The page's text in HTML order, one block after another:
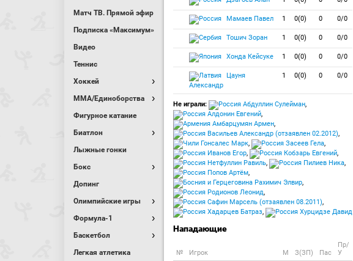
Матч ТВ. Прямой эфир
Подписка «Максимум»
Видео
Теннис
Хоккей
MMA/Единоборства
Фигурное катание
Биатлон
Лыжные гонки
Бокс
Допинг
Олимпийские игры
Формула-1
Баскетбол
Легкая атлетика
Мамаев Павел 1 0(0) 0 0/0
Тошич Зоран 1 0(0) 0 0/0
Хонда Кейсуке 1 0(0) 0 0/0
Цауня
Александр
1 0(0) 0 0/0
Не играли: Абдуллин Сулейман,
Алдонин Евгений,
Амбарцумян Армен,
Васильев Александр (отзаявлен 02.2012),
Гонсалес Марк, Засеев Гела,
Иванов Егор, Кобзарь Евгений,
Нетфуллин Равиль, Пилиев Ника,
Попов Артём,
Рахимич Элвир,
Родионов Леонид,
Сафин Марсель (отзаявлен 08.2011),
Хадарцев Батраз, Хурцидзе Давид
Нападающие
№ Игрок M З(ЗП) Пас
Пр/
У